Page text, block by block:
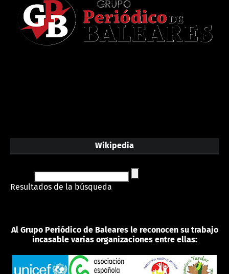
Wikipedia
Resultados de la búsqueda
Al Grupo Periódico de Baleares le reconocen su trabajo
incasable varias organizaciones entre ellas: